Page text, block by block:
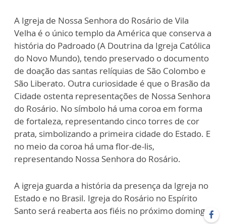
A Igreja de Nossa Senhora do Rosário de Vila
Velha é o único templo da América que conserva a
história do Padroado (A Doutrina da Igreja Católica
do Novo Mundo), tendo preservado o documento
de doação das santas relíquias de São Colombo e
São Liberato. Outra curiosidade é que o Brasão da
Cidade ostenta representações de Nossa Senhora
do Rosário. No símbolo há uma coroa em forma
de fortaleza, representando cinco torres de cor
prata, simbolizando a primeira cidade do Estado. E
no meio da coroa há uma flor-de-lis,
representando Nossa Senhora do Rosário.
A igreja guarda a história da presença da Igreja no
Estado e no Brasil. Igreja do Rosário no Espírito
Santo será reaberta aos fiéis no próximo domingo